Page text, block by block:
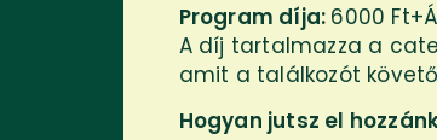
Program díja: 6000
A díj tartalmazza a
amit a találkozót
Hogyan jutsz el